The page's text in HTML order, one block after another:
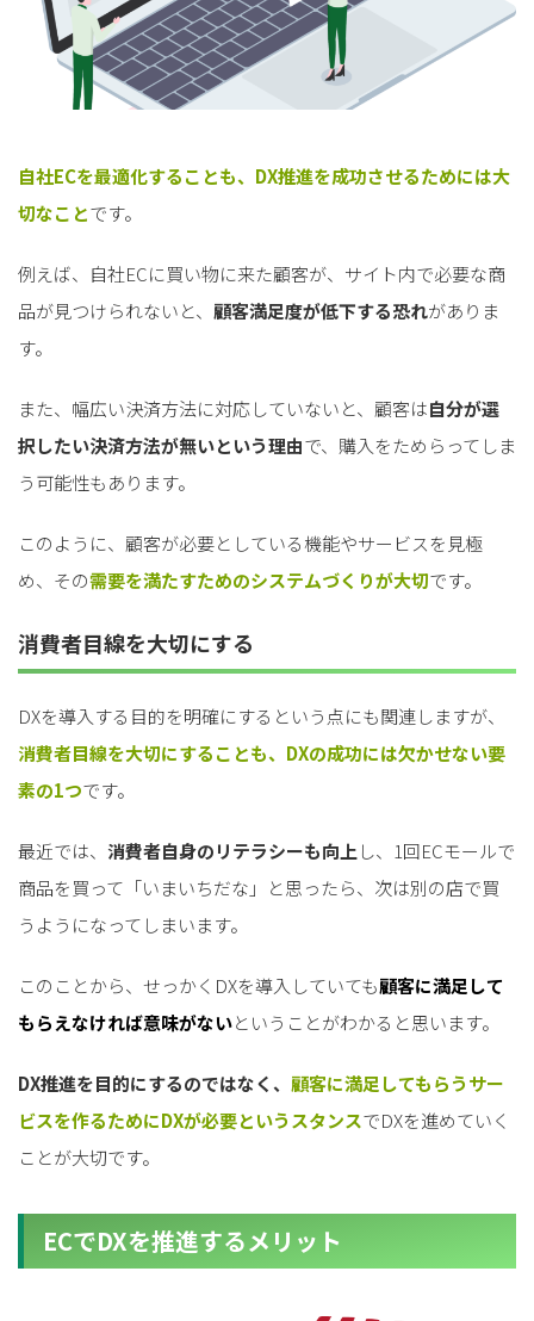
自社ECを最適化することも、DX推進を成功させるためには大
切なことです。
例えば、自社ECに買い物に来た顧客が、サイト内で必要な商
品が見つけられないと、 顧客満足度が低下する恐れがありま
す。
また、幅広い決済方法に対応していないと、顧客は自分が選
択したい決済方法が無いという理由で、購入をためらってしま
う可能性もあります。
このように、顧客が必要としている機能やサービスを見極
め、その需要を満たすためのシステムづくりが大切です。
消費者目線を大切にする
DXを導入する目的を明確にするという点にも関連しますが、
消費者目線を大切にすることも、DXの成功には欠かせない要
素の1つです。
最近では、 消費者自身のリテラシーも向上 し、1回ECモールで
商品を買って「いまいちだな」と思ったら、次は別の店で買
うようになってしまいます。
このことから、せっかくDXを導入していても顧客に満足して
もらえなければ意味がないということがわかると思います。
DX推進を目的にするのではなく、 顧客に満足してもらうサー
ビスを作るためにDXが必要というスタンスでDXを進めていく
ことが大切です。
ECでDXを推進するメリット